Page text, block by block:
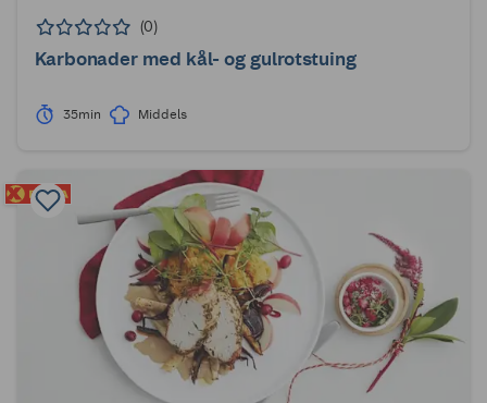
(0)
Karbonader med kål- og gulrotstuing
35min Middels